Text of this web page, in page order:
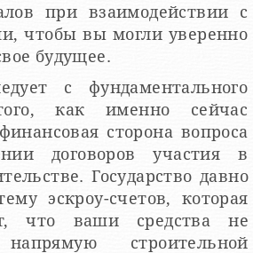
при взаимодействии с
чтобы вы могли уверенно
будущее.
с фундаментального
как именно сейчас
сторона вопроса
договоров участия в
Государство давно
эскроу-счетов, которая
что ваши средства не
строительной